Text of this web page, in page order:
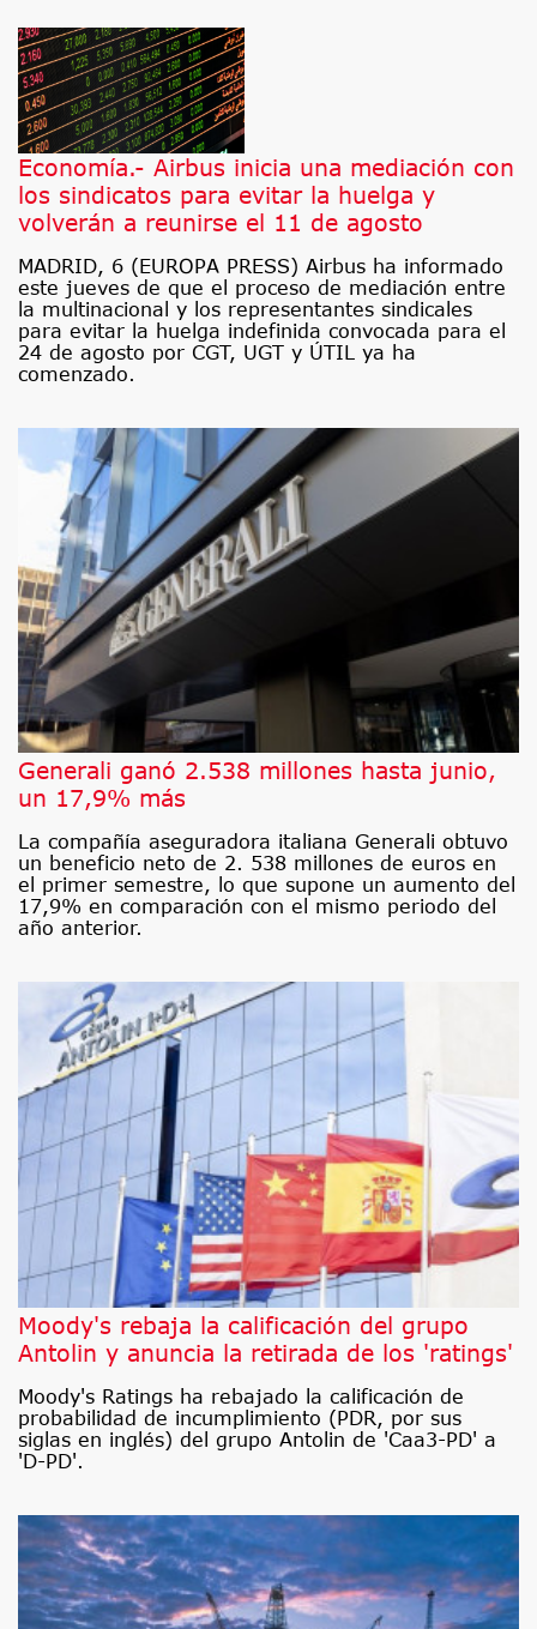
Economía.- Airbus inicia una mediación con
los sindicatos para evitar la huelga y
volverán a reunirse el 11 de agosto
MADRID, 6 (EUROPA PRESS) Airbus ha informado
este jueves de que el proceso de mediación entre
la multinacional y los representantes sindicales
para evitar la huelga indefinida convocada para el
24 de agosto por CGT, UGT y ÚTIL ya ha
comenzado.
Generali ganó 2.538 millones hasta junio,
un 17,9% más
La compañía aseguradora italiana Generali obtuvo
un beneficio neto de 2. 538 millones de euros en
el primer semestre, lo que supone un aumento del
17,9% en comparación con el mismo periodo del
año anterior.
Moody's rebaja la calificación del grupo
Antolin y anuncia la retirada de los 'ratings'
Moody's Ratings ha rebajado la calificación de
probabilidad de incumplimiento (PDR, por sus
siglas en inglés) del grupo Antolin de 'Caa3-PD' a
'D-PD'.